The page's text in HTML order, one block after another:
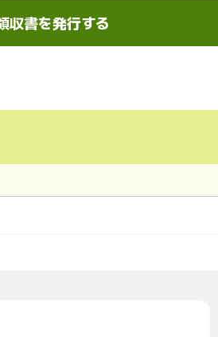
収書を発行する